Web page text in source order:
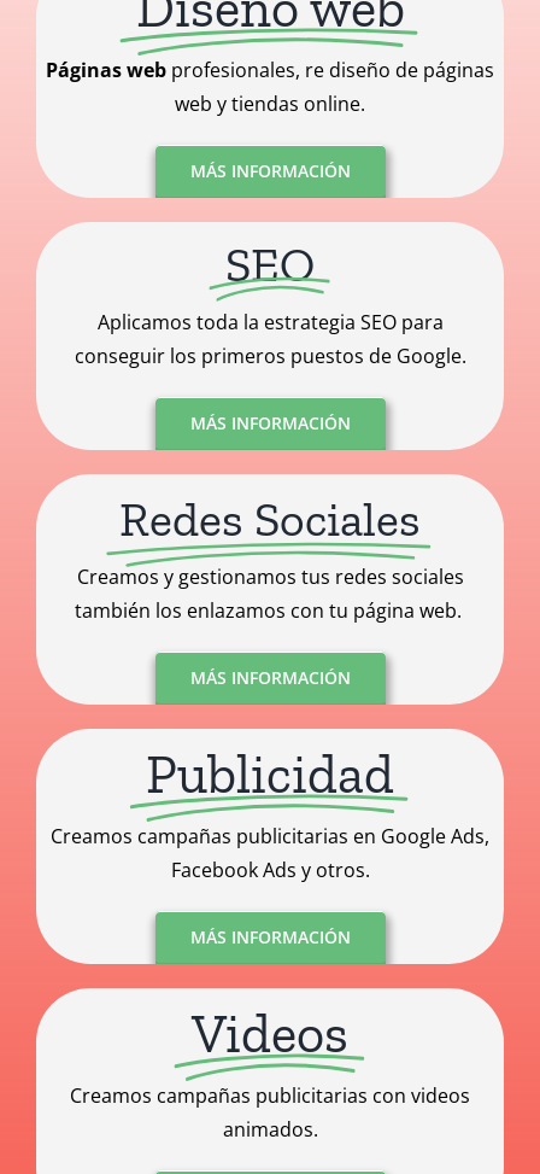
Páginas web profesionales, re diseño de páginas
web y tiendas online.
MÁS INFORMACIÓN
SEO
Aplicamos toda la estrategia SEO para
conseguir los primeros puestos de Google.
MÁS INFORMACIÓN
Redes Sociales
Creamos y gestionamos tus redes sociales
también los enlazamos con tu página web.
MÁS INFORMACIÓN
Publicidad
Creamos campañas publicitarias en Google Ads,
Facebook Ads y otros.
MÁS INFORMACIÓN
Videos
Creamos campañas publicitarias con videos
animados.